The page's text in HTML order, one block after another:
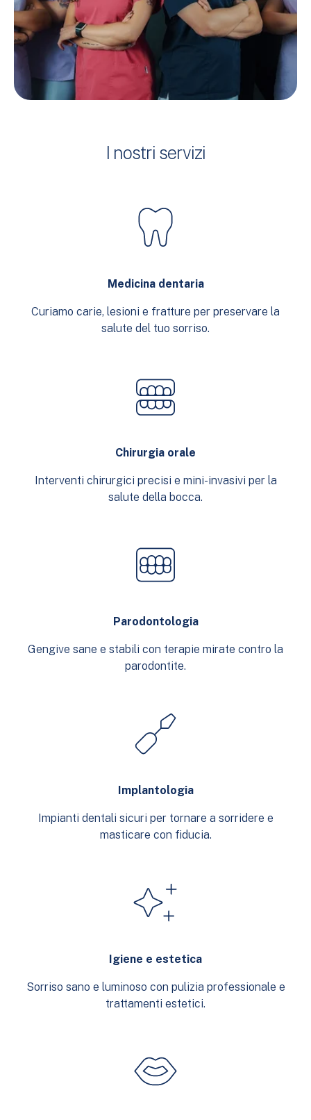
I nostri servizi
Medicina dentaria
Curiamo carie, lesioni e fratture per preservare la
salute del tuo sorriso.
Chirurgia orale
Interventi chirurgici precisi e mini-invasivi per la
salute della bocca.
Parodontologia
Gengive sane e stabili con terapie mirate contro la
parodontite.
Implantologia
Impianti dentali sicuri per tornare a sorridere e
masticare con fiducia.
Igiene e estetica
Sorriso sano e luminoso con pulizia professionale e
trattamenti estetici.